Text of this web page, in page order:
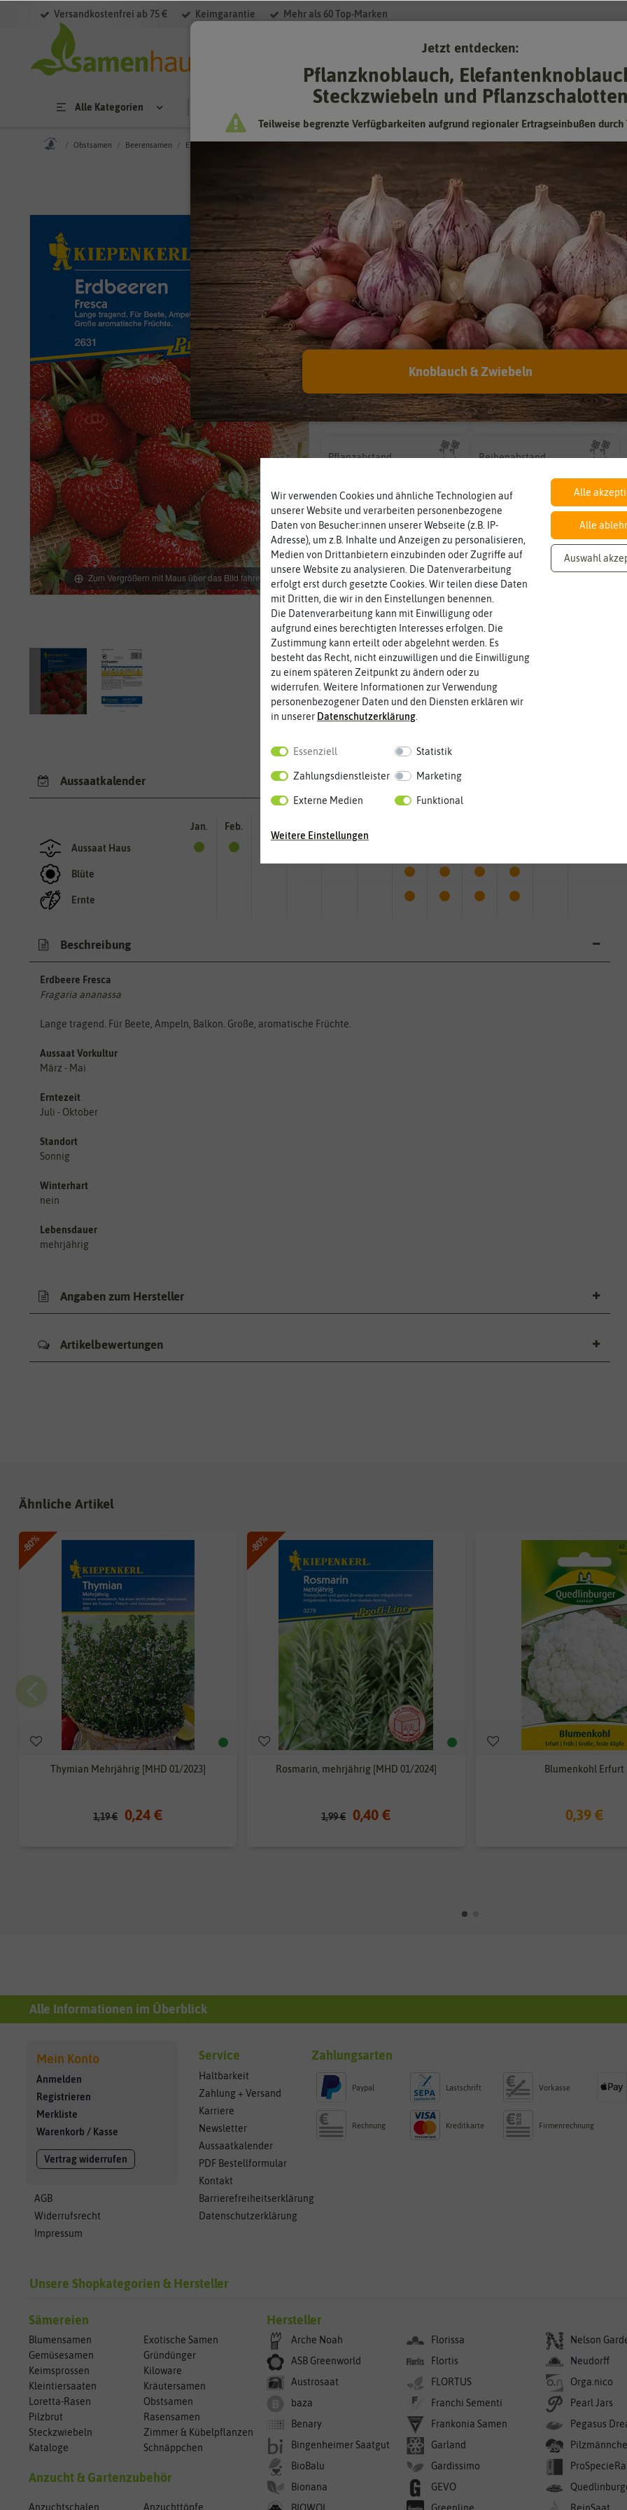
Versandkostenfrei ab 75 € Keimgarantie Mehr als 60 Top-Marken
Alle Kategorien
Obstsamen Beerensamen Erdbeersamen
Zum Vergrößern mit Maus über das Bild fahren
Erdbeere Fresca
Lange tragend. Für Beste, Ampeln, Balkon, Große aromatische
Früchte.
Hersteller:
Kiepenkerl
Artikelnummer:
2631
EAN:
4000159026315
ausreichend für ca. 25 Pflanzen
Wie viel ist enthalten
sonnig
Wie viel Licht benötigt die
Pflanze? (schattig, halbschattig,
Keimzeit
14-21 Tage
Wie lange dauert es, bis sich unter
Idealbedingungen das erste
Keimblattpaar zeigt?
Keimtemperatur
18-25 °C
Welcher Temperatur­bereich ist
für die Keimung des Samenkorns
am idealsten?
Pflanzabstand Reihenabstand
Welchen Abstand sollten die
haben?
Blütenfarbe
weiß
Wie ist die Blüte eingefärbt? Kann
auch mehrfarbig sein.
Aussaatkalender
Aussaat Haus
Blüte
Ernte
Jan. Feb.
Beschreibung
Erdbeere Fresca
Fragaria ananassa
Lange tragend. Für Beete, Ampeln, Balkon. Große, aromatische Früchte.
Aussaat Vorkultur
März - Mai
Erntezeit
Juli - Oktober
Standort
Sonnig
Winterhart
nein
Lebensdauer
mehrjährig
Angaben zum Hersteller
Artikelbewertungen
Ähnliche Artikel
-80%
Thymian Mehrjährig [MHD 01/2023]
1,19 € 0,24 €
-80%
Rosmarin, mehrjährig [MHD 01/2024]
1,99 € 0,40 €
Blumenkohl Erfurt
0,39 €
Alle Informationen im Überblick
Mein Konto
Anmelden
Registrieren
Merkliste
Warenkorb / Kasse
Vertrag widerrufen
AGB
Widerrufsrecht
Impressum
Service
Haltbarkeit
Zahlung + Versand
Karriere
Newsletter
Aussaatkalender
PDF Bestellformular
Kontakt
Barrierefreiheitserklärung
Datenschutzerklärung
Zahlungsarten
Paypal Lastschrift Vorkasse
Rechnung Kreditkarte Firmenrechnung
Unsere Shopkategorien & Hersteller
Sämereien
Blumensamen
Exotische Samen
Gemüsesamen
Gründünger
Keimsprossen
Kiloware
Kleintiersaaten
Kräutersamen
Loretta-Rasen
Obstsamen
Pilzbrut
Rasensamen
Steckzwiebeln
Zimmer & Kübelpflanzen
Kataloge
Schnäppchen
Anzucht & Gartenzubehör
Anzuchtschalen Anzuchttöpfe
Hersteller
Arche Noah
ASB Greenworld
Austrosaat
baza
Benary
Bingenheimer Saatgut
BioBalu
Bionana
Florissa
Flortis
FLORTUS
Franchi Sementi
Frankonia Samen
Garland
Gardissimo
GEVO
Nelson
Neudorff
Orga.nico
Pearl Jars
Pegasus
Wir verwenden Cookies und ähnliche Technologien auf
unserer Website und verarbeiten personenbezogene
Daten von Besucher:innen unserer Webseite (z.B. IP-
Adresse), um z.B. Inhalte und Anzeigen zu personalisieren,
Medien von Drittanbietern einzubinden oder Zugriffe auf
unsere Website zu analysieren. Die Datenverarbeitung
erfolgt erst durch gesetzte Cookies. Wir teilen diese Daten
mit Dritten, die wir in den Einstellungen benennen.
Die Datenverarbeitung kann mit Einwilligung oder
aufgrund eines berechtigten Interesses erfolgen. Die
Zustimmung kann erteilt oder abgelehnt werden. Es
besteht das Recht, nicht einzuwilligen und die Einwilligung
zu einem späteren Zeitpunkt zu ändern oder zu
widerrufen. Weitere Informationen zur Verwendung
personenbezogener Daten und den Diensten erklären wir
in unserer Daten­schutz­erklärung
Essenziell Statistik
Zahlungsdienstleister Marketing
Externe Medien Funktional
Weitere Einstellungen
Alle
Alle
Auswahl
Jetzt entdecken:
Pflanzknoblauch,
Steckzwiebeln und
Teilweise begrenzte Verfügbarkeiten aufgrund regionaler Ertragseinbußen durch
Knoblauch & Zwiebeln